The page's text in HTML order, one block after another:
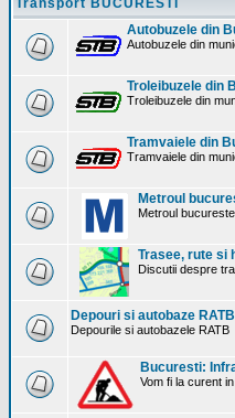
Transport BUCURESTI
Autobuzele din
Autobuzele din
Troleibuzele din
Troleibuzele din
Tramvaiele din
Tramvaiele din
Metroul
Metroul
Trasee, rute si
Discutii despre
Depouri si autobaze RATB
Depourile si autobazele RATB
Bucuresti:
Vom fi la curent